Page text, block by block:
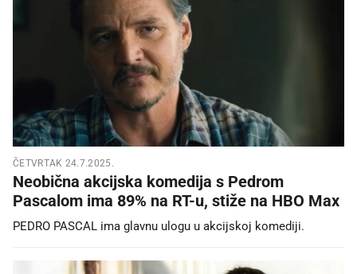
ČETVRTAK 24.7.2025.
Neobična akcijska komedija s Pedrom
Pascalom ima 89% na RT-u, stiže na HBO Max
PEDRO PASCAL ima glavnu ulogu u akcijskoj komediji.